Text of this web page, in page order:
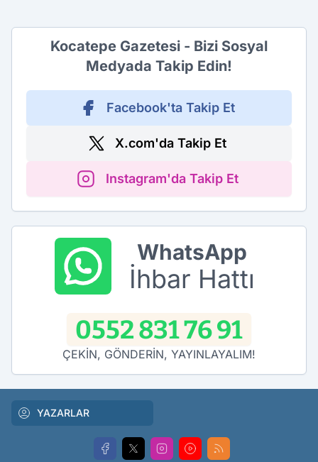
Kocatepe Gazetesi - Bizi Sosyal
Medyada Takip Edin!
Facebook'ta Takip Et
X.com'da Takip Et
Instagram'da Takip Et
WhatsApp
İhbar Hattı
0552 831 76 91
ÇEKİN, GÖNDERİN, YAYINLAYALIM!
YAZARLAR